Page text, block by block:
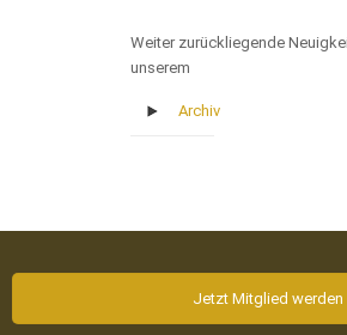
Weiter zurückliegende
unserem
Archiv
Jetzt Mitglied werden